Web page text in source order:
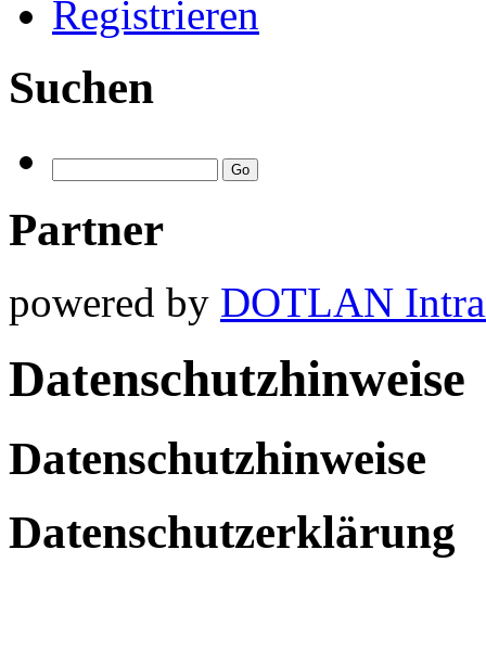
Registrieren
Suchen
Partner
powered by DOTLAN
Datenschutzhinweise
Datenschutzhinweise
Datenschutzerklärung